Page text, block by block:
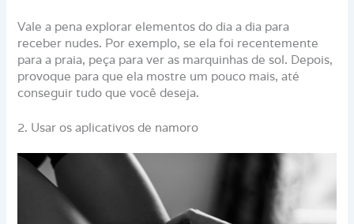
Vale a pena explorar elementos do dia a dia para
receber nudes. Por exemplo, se ela foi recentemente
para a praia, peça para ver as marquinhas de sol. Depois,
provoque para que ela mostre um pouco mais, até
conseguir tudo que você deseja.
2. Usar os aplicativos de namoro